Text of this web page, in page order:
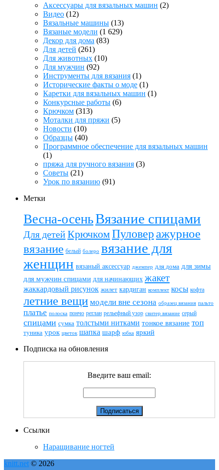
Аксессуары для вязальных машин (2)
Видео (12)
Вязальные машины (13)
Вязаные модели (1 629)
Декор для дома (83)
Для детей (261)
Для животных (10)
Для мужчин (92)
Инструменты для вязания (1)
Исторические факты о моде (1)
Каретки для вязальных машин (1)
Конкурсные работы (6)
Крючком (313)
Моталки для пряжи (5)
Новости (10)
Образцы (40)
Программное обеспечение для вязальных машин
(1)
пряжа для ручного вязания (3)
Советы (21)
Урок по вязанию (91)
Метки
Весна-осеньВязание спицами
Для детейКрючкомПуловер ажурное
вязание белый болеро вязание для
женщин вязаный аксессуар джемпер для дома для зимы
для мужчин спицами для начинающих жакет
жаккардовый рисунок жилет кардиган комплект косы кофта
летние вещи модели вне сезона образец вязания пальто
платье полоска пончо реглан рельефный узор свитер вязание серый
спицами сумка толстыми нитками тонкое вязание топ
туника урок цветок шапка шарф юбка яркий
Подписка на обновления
Введите ваш email:
Ссылки
Наращивание ногтей
knitt.net © 2026